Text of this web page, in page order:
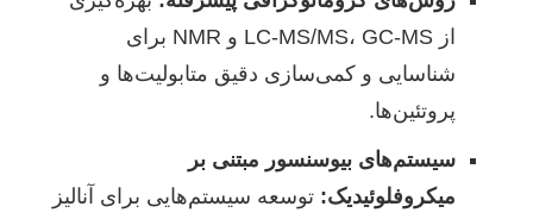
از LC-MS/MS، GC-MS و NMR برای
شناسایی و کمی‌سازی دقیق متابولیت‌ها و
پروتئین‌ها.
سیستم‌های بیوسنسور مبتنی بر
میکروفلوئیدیک: توسعه سیستم‌هایی برای آنالیز